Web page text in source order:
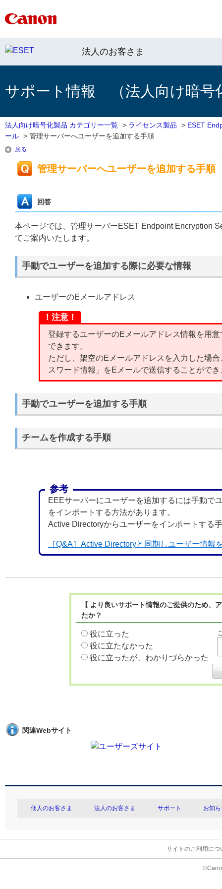
法人のお客さま
サポート情報 （法人向け暗号
法人向け暗号化製品 カテゴリー一覧 > ライセンス製品 > ESET
ール > 管理サーバーへユーザーを追加する手順
戻る
管理サーバーへユーザーを追加する手順
回答
本ページでは、管理サーバーESET Endpoint Encryption
てご案内いたします。
手動でユーザーを追加する際に必要な情報
ユーザーのEメールアドレス
！注意！
登録するユーザーのEメールアドレス情報を用
できます。
ただし、架空のEメールアドレスを入力した場
スワード情報」をEメールで送信することがで
手動でユーザーを追加する手順
チームを作成する手順
参考
EEEサーバーにユーザーを追加するには手動で
をインポートする方法があります。
Active Directoryからユーザーをインポートする
［Q&A］Active Directoryと同期しユーザー情報
【 より良いサポート情報のご提供のため
たか？
役に立った
役に立たなかった
役に立ったが、わかりづらかった
関連Webサイト
個人のお客さま 法人のお客さま サポート お知
サイトのご利用につ